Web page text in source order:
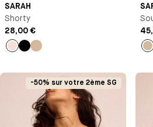
SARAH
Shorty
28,00 €
Milk
-50% sur votre 2ème SG